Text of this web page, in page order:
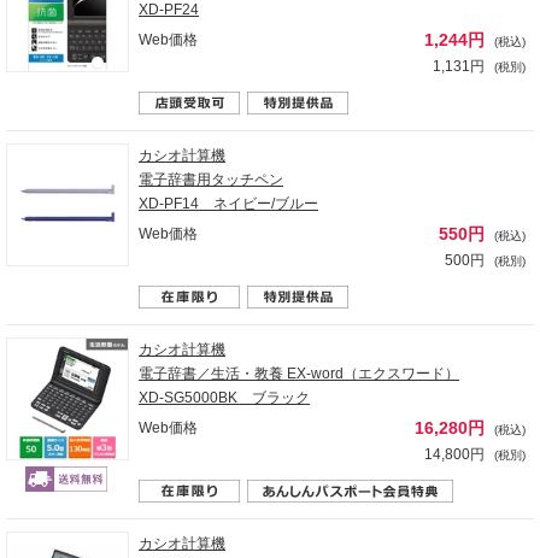
XD-PF24
Web価格
1,244円 (税込)
1,131円 (税別)
カシオ計算機
電子辞書用タッチペン
XD-PF14 ネイビー/ブルー
Web価格
550円 (税込)
500円 (税別)
カシオ計算機
電子辞書／生活・教養 EX-word（エクスワード）
XD-SG5000BK ブラック
Web価格
16,280円 (税込)
14,800円 (税別)
カシオ計算機